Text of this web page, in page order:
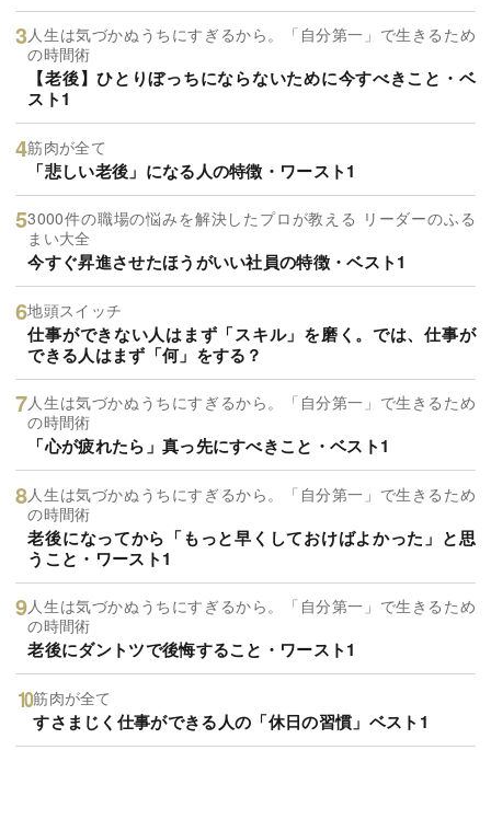
人生は気づかぬうちにすぎるから。「自分第一」で生きるため
の時間術
【老後】ひとりぼっちにならないために今すべきこと・ベ
スト1
筋肉が全て
「悲しい老後」になる人の特徴・ワースト1
3000件の職場の悩みを解決したプロが教える リーダーのふる
まい大全
今すぐ昇進させたほうがいい社員の特徴・ベスト1
地頭スイッチ
仕事ができない人はまず「スキル」を磨く。では、仕事が
できる人はまず「何」をする？
人生は気づかぬうちにすぎるから。「自分第一」で生きるため
の時間術
「心が疲れたら」真っ先にすべきこと・ベスト1
人生は気づかぬうちにすぎるから。「自分第一」で生きるため
の時間術
老後になってから「もっと早くしておけばよかった」と思
うこと・ワースト1
人生は気づかぬうちにすぎるから。「自分第一」で生きるため
の時間術
老後にダントツで後悔すること・ワースト1
筋肉が全て
すさまじく仕事ができる人の「休日の習慣」ベスト1